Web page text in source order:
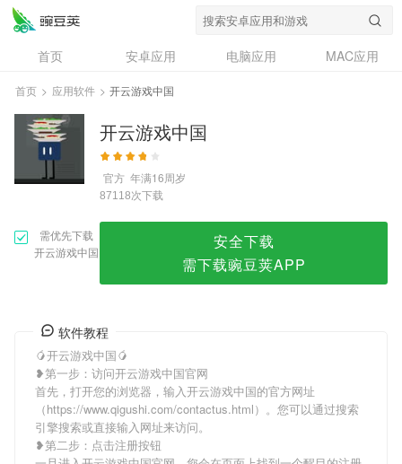
首页 安卓应用 电脑应用
MAC应用
资讯
专题
问答
首页 > 应用软件 > 开云游戏中国
开云游戏中国
官方 年满16周岁
87118次下载
需优先下载
开云游戏中国
安全下载
需下载豌豆荚APP
软件教程
🥭开云游戏中国🥭
❥第一步：访问开云游戏中国官网
首先，打开您的浏览器，输入开云游戏中国的官方网址
（https://www.qigushi.com/contactus.html）。您可以通过搜索
引擎搜索或直接输入网址来访问。
❥第二步：点击注册按钮